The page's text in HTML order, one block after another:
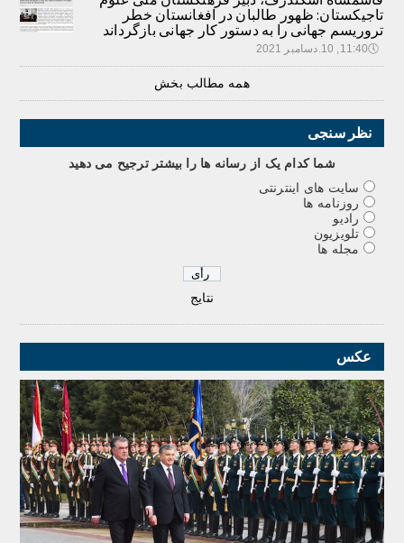
تاجیکستان: ظهور طالبان در افغانستان خطر
تروریسم جهانی را به دستور کار جهانی بازگرداند
🕔11:40, 10.دسامبر 2021
همه مطالب بخش
نظر سنجی
شما کدام يک از رسانه ها را بيشتر ترجيح می دهيد
سایت های اینترنتی
روزنامه ها
رادیو
تلویزیون
مجله ها
نتایج
عکس